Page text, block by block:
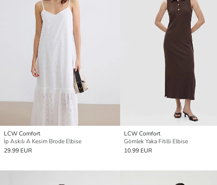
LCW Comfort
İp Askılı A Kesim Brode Elbise
29.99 EUR
LCW Comfort
Gömlek Yaka Fitilli Elbise
10.99 EUR